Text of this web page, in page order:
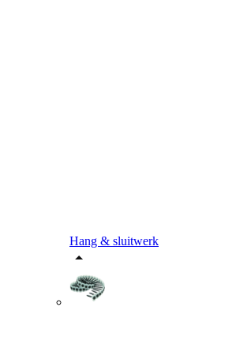
Hang & sluitwerk